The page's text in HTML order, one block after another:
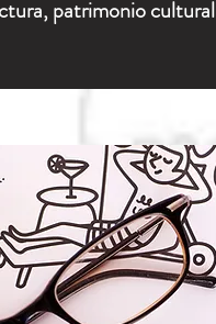
patrimonio cultural